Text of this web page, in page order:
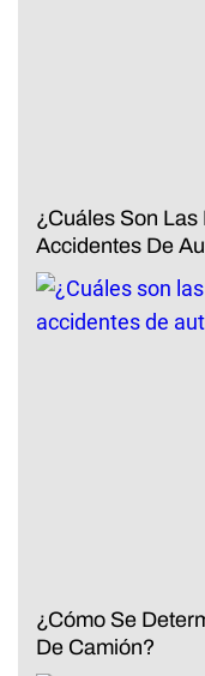
¿Cuáles Son
Accidentes De
¿Cómo Se
De Camión?